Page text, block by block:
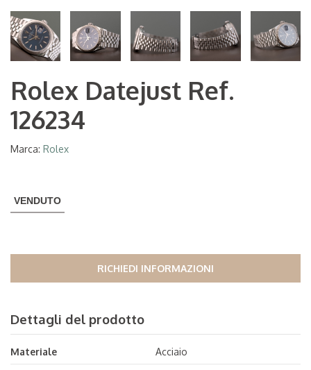
Rolex Datejust Ref.
126234
Marca: Rolex
VENDUTO
RICHIEDI INFORMAZIONI
Dettagli del prodotto
Materiale Acciaio